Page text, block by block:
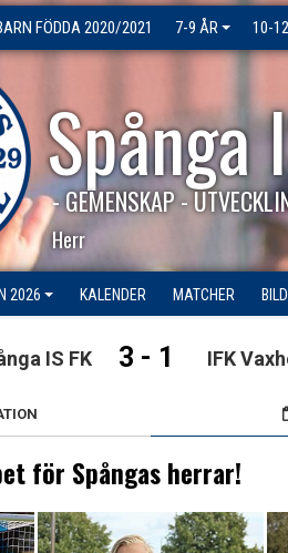
FÖDDA 2020/2021 7-9 ÅR 10-
Spånga
- GEMENSKAP -
Herr
2026 KALENDER MATCHER
IS FK 3 - 1 IFK
för Spångas herrar!